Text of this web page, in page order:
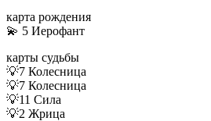
карта рождения
💫 5 Иерофант
карты судьбы
💡7 Колесница
💡7 Колесница
💡11 Сила
💡2 Жрица